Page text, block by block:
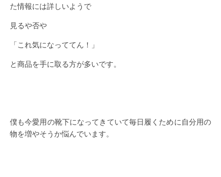
た情報には詳しいようで
見るや否や
「これ気になっててん！」
と商品を手に取る方が多いです。
僕も今愛用の靴下になってきていて毎日履くために自分用の
物を増やそうか悩んでいます。